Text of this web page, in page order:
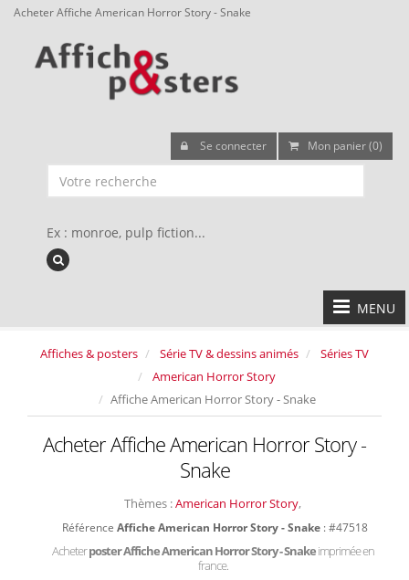
Acheter Affiche American Horror Story - Snake
Se connecter Mon panier (0)
Ex : monroe, pulp fiction...
MENU
Affiches & posters Série TV & dessins animés
Séries TV
American Horror Story
Affiche American Horror Story - Snake
Acheter Affiche American Horror Story -
Snake
Thèmes :American Horror Story,
Référence Affiche American Horror Story - Snake : #47518
Acheterposter Affiche American Horror Story - Snakeimprimée en
france.